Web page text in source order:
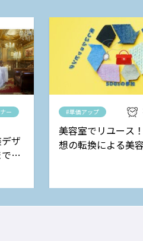
ー
ザ
担
#単価アップ
美容室でリユース
想の転換による美